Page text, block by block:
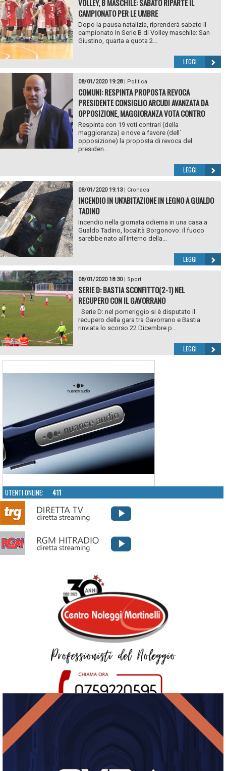
VOLLEY, B MASCHILE: SABATO RIPARTE IL
CAMPIONATO PER LE UMBRE
Dopo la pausa natalizia, riprenderà sabato il
campionato In Serie B di Volley maschile: San
Giustino, quarta a quota 2...
LEGGI
08/01/2020 19:28| Politica
COMUNI: RESPINTA PROPOSTA REVOCA
PRESIDENTE CONSIGLIO ARCUDI AVANZATA DA
OPPOSIZIONE, MAGGIORANZA VOTA CONTRO
Respinta con 19 voti contrari (della
maggioranza) e nove a favore (dell`
opposizione) la proposta di revoca del
presiden...
LEGGI
08/01/2020 19:13| Cronaca
INCENDIO IN UN'ABITAZIONE IN LEGNO A GUALDO
TADINO
Incendio nella giornata odierna in una casa a
Gualdo Tadino, località Borgonovo: il fuoco
sarebbe nato all’interno della...
LEGGI
08/01/2020 18:30| Sport
SERIE D: BASTIA SCONFITTO(2-1) NEL
RECUPERO CON IL GAVORRANO
Serie D: nel pomeriggio si è disputato il
recupero della gara tra Gavorrano e Bastia
rinviata lo scorso 22 Dicembre p...
LEGGI
UTENTI ONLINE: 411